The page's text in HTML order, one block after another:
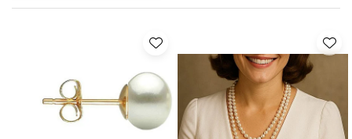
Seturi Perle cu Argint
Brose cu Perle